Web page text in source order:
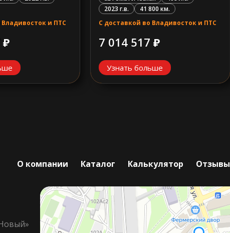
Владивосток и ПТС
₽
2023 г.в.
41 800 км.
С доставкой во Владивосток и ПТС
7 014 517 ₽
Узнать больше
О компании Каталог Калькулятор Отзывы